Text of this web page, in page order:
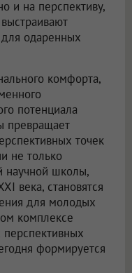
и на перспективу,
одаренных
комфорта,
потенциала
превращает
точек
не только
научной школы,
века, становятся
для молодых
комплексе
перспективных
формируется